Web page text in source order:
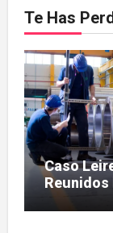
Te Has
Caso
Reunidos
de 112,8